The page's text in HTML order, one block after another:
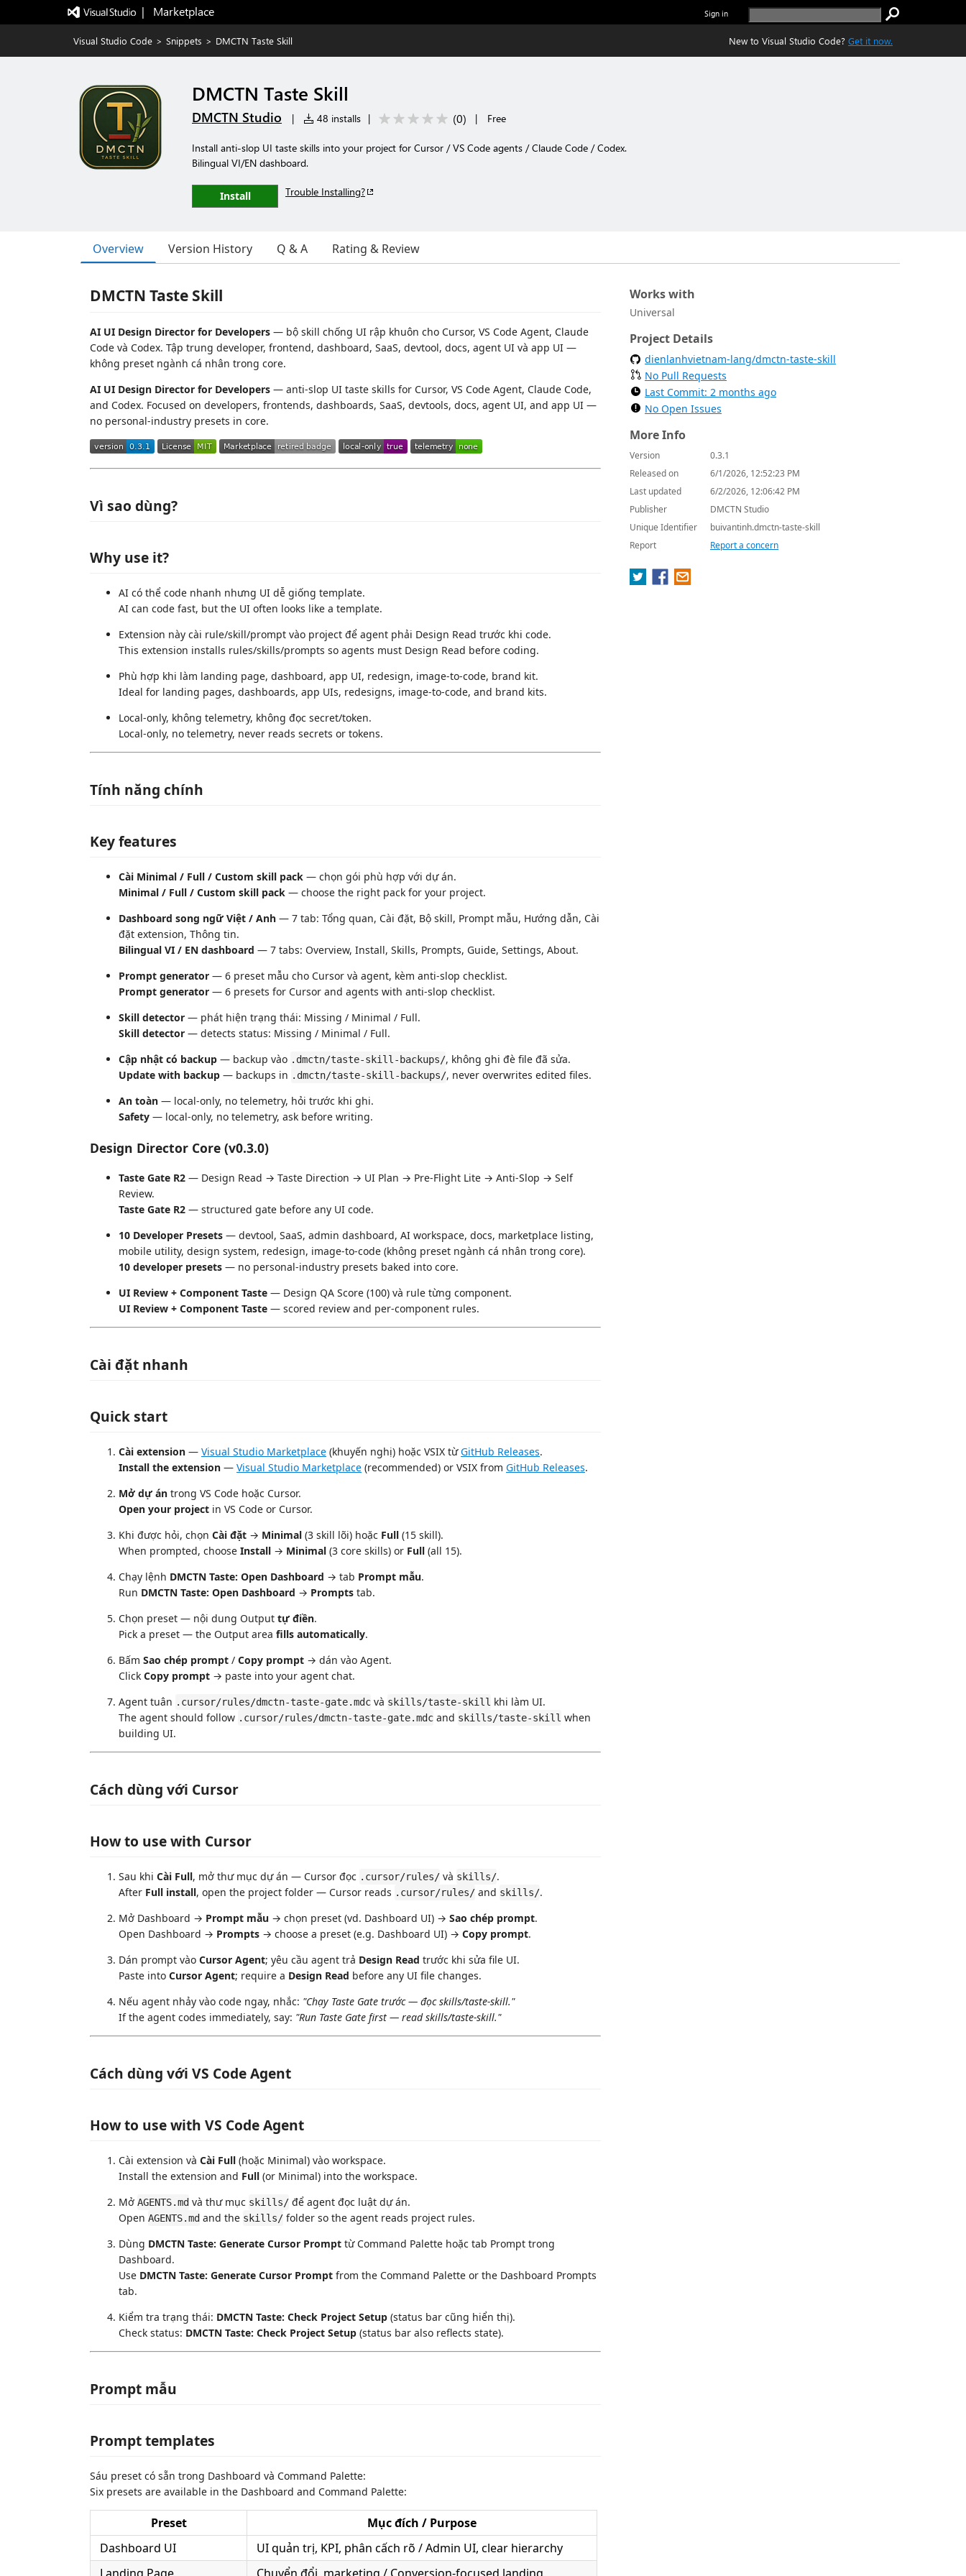
|   Marketplace Sign in
Visual Studio Code > Snippets > DMCTN Taste Skill New to Visual Studio Code? Get it now.
DMCTN Taste Skill
DMCTN Studio | 48 installs | (0) | Free
Install anti-slop UI taste skills into your project for Cursor / VS Code agents / Claude Code / Codex.
Bilingual VI/EN dashboard.
Install Trouble Installing?
Overview Version History Q & A Rating & Review
DMCTN Taste Skill
AI UI Design Director for Developers — bộ skill chống UI rập khuôn cho Cursor, VS Code Agent, Claude
Code và Codex. Tập trung developer, frontend, dashboard, SaaS, devtool, docs, agent UI và app UI —
không preset ngành cá nhân trong core.
AI UI Design Director for Developers — anti-slop UI taste skills for Cursor, VS Code Agent, Claude Code,
and Codex. Focused on developers, frontends, dashboards, SaaS, devtools, docs, agent UI, and app UI —
no personal-industry presets in core.
Vì sao dùng?
Why use it?
AI có thể code nhanh nhưng UI dễ giống template.
AI can code fast, but the UI often looks like a template.
Extension này cài rule/skill/prompt vào project để agent phải Design Read trước khi code.
This extension installs rules/skills/prompts so agents must Design Read before coding.
Phù hợp khi làm landing page, dashboard, app UI, redesign, image-to-code, brand kit.
Ideal for landing pages, dashboards, app UIs, redesigns, image-to-code, and brand kits.
Local-only, không telemetry, không đọc secret/token.
Local-only, no telemetry, never reads secrets or tokens.
Tính năng chính
Key features
Cài Minimal / Full / Custom skill pack — chọn gói phù hợp với dự án.
Minimal / Full / Custom skill pack — choose the right pack for your project.
Dashboard song ngữ Việt / Anh — 7 tab: Tổng quan, Cài đặt, Bộ skill, Prompt mẫu, Hướng dẫn, Cài
đặt extension, Thông tin.
Bilingual VI / EN dashboard — 7 tabs: Overview, Install, Skills, Prompts, Guide, Settings, About.
Prompt generator — 6 preset mẫu cho Cursor và agent, kèm anti-slop checklist.
Prompt generator — 6 presets for Cursor and agents with anti-slop checklist.
Skill detector — phát hiện trạng thái: Missing / Minimal / Full.
Skill detector — detects status: Missing / Minimal / Full.
Cập nhật có backup — backup vào .dmctn/taste-skill-backups/, không ghi đè file đã sửa.
Update with backup — backups in .dmctn/taste-skill-backups/, never overwrites edited files.
An toàn — local-only, no telemetry, hỏi trước khi ghi.
Safety — local-only, no telemetry, ask before writing.
Design Director Core (v0.3.0)
Taste Gate R2 — Design Read → Taste Direction → UI Plan → Pre-Flight Lite → Anti-Slop → Self
Review.
Taste Gate R2 — structured gate before any UI code.
10 Developer Presets — devtool, SaaS, admin dashboard, AI workspace, docs, marketplace listing,
mobile utility, design system, redesign, image-to-code (không preset ngành cá nhân trong core).
10 developer presets — no personal-industry presets baked into core.
UI Review + Component Taste — Design QA Score (100) và rule từng component.
UI Review + Component Taste — scored review and per-component rules.
Cài đặt nhanh
Quick start
Cài extension — Visual Studio Marketplace (khuyến nghị) hoặc VSIX từGitHub Releases.
Install the extension — Visual Studio Marketplace (recommended) or VSIX from GitHub Releases.
Mở dự án trong VS Code hoặc Cursor.
Open your project in VS Code or Cursor.
Khi được hỏi, chọn Cài đặt → Minimal (3 skill lõi) hoặc Full (15 skill).
When prompted, choose Install → Minimal (3 core skills) or Full (all 15).
Chạy lệnh DMCTN Taste: Open Dashboard → tab Prompt mẫu.
Run DMCTN Taste: Open Dashboard → Prompts tab.
Chọn preset — nội dung Output tự điền.
Pick a preset — the Output area fills automatically.
Bấm Sao chép prompt / Copy prompt → dán vào Agent.
Click Copy prompt → paste into your agent chat.
Agent tuân .cursor/rules/dmctn-taste-gate.mdc và skills/taste-skill khi làm UI.
The agent should follow .cursor/rules/dmctn-taste-gate.mdc and skills/taste-skill when
building UI.
Cách dùng với Cursor
How to use with Cursor
Sau khi Cài Full, mở thư mục dự án — Cursor đọc .cursor/rules/ và skills/.
After Full install, open the project folder — Cursor reads .cursor/rules/ and skills/.
Mở Dashboard → Prompt mẫu → chọn preset (vd. Dashboard UI) → Sao chép prompt.
Open Dashboard → Prompts → choose a preset (e.g. Dashboard UI) → Copy prompt.
Dán prompt vào Cursor Agent; yêu cầu agent trả Design Read trước khi sửa file UI.
Paste into Cursor Agent; require a Design Read before any UI file changes.
Nếu agent nhảy vào code ngay, nhắc: "Chạy Taste Gate trước — đọc skills/taste-skill."
If the agent codes immediately, say: "Run Taste Gate first — read skills/taste-skill."
Cách dùng với VS Code Agent
How to use with VS Code Agent
Cài extension và Cài Full (hoặc Minimal) vào workspace.
Install the extension and Full (or Minimal) into the workspace.
Mở AGENTS.md và thư mục skills/ để agent đọc luật dự án.
Open AGENTS.md and the skills/ folder so the agent reads project rules.
Dùng DMCTN Taste: Generate Cursor Prompt từ Command Palette hoặc tab Prompt trong
Dashboard.
Use DMCTN Taste: Generate Cursor Prompt from the Command Palette or the Dashboard Prompts
tab.
Kiểm tra trạng thái: DMCTN Taste: Check Project Setup (status bar cũng hiển thị).
Check status: DMCTN Taste: Check Project Setup (status bar also reflects state).
Prompt mẫu
Prompt templates
Sáu preset có sẵn trong Dashboard và Command Palette:
Six presets are available in the Dashboard and Command Palette:
Preset
Mục đích / Purpose
Dashboard UI
UI quản trị, KPI, phân cấch rõ / Admin UI, clear hierarchy
Works with
Universal
Project Details
dienlanhvietnam-lang/dmctn-taste-skill
No Pull Requests
Last Commit: 2 months ago
No Open Issues
More Info
Version
0.3.1
Released on
6/1/2026, 12:52:23 PM
Last updated
6/2/2026, 12:06:42 PM
Publisher
DMCTN Studio
Unique Identifier
buivantinh.dmctn-taste-skill
Report
Report a concern